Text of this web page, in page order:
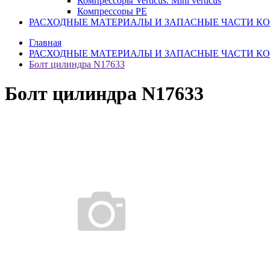
Компрессоры PE
РАСХОДНЫЕ МАТЕРИАЛЫ И ЗАПАСНЫЕ ЧАСТИ
Главная
РАСХОДНЫЕ МАТЕРИАЛЫ И ЗАПАСНЫЕ ЧАСТИ
Болт цилиндра N17633
Болт цилиндра N17633